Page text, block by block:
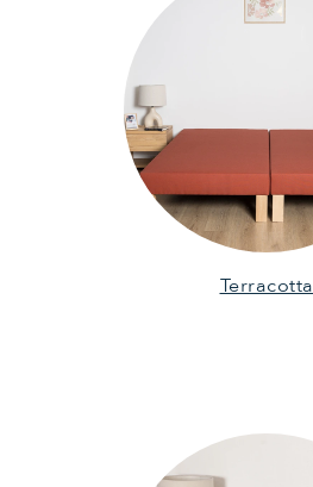
Terracotta